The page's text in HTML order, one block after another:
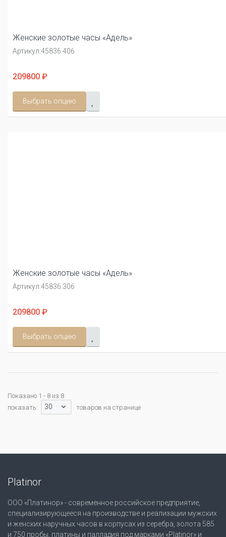
Женские золотые часы «Адель»
Артикул:45836.406
209800 ₽
Выбрать опцию
Женские золотые часы «Адель»
Артикул:45836.306
209800 ₽
Выбрать опцию
Показано 1 - 8 из 8
показать:
30 товаров на странице
Platinor
ООО «Платинор» - современное российское предприятие,
специализирующееся на производстве и реализации мужских
и женских наручных часов в корпусах из серебра, золота 585
и 750 пробы, платины и палладия под марками «Platinor» и